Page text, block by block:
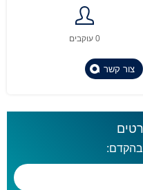
0 עוקבים
צור קשר
בהקדם: